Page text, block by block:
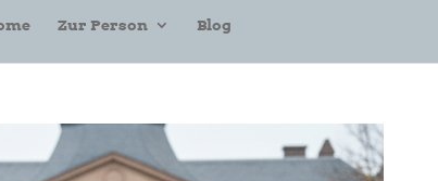
Zur Person Blog